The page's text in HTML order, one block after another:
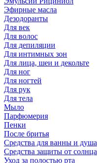
Эфирные масла
Дезодоранты
Для век
Для волос
Для депиляции
Для интимных зон
Для лица, шеи и декольте
Для ног
Для ногтей
Для рук
Для тела
Мыло
Парфюмерия
Пенки
После бритья
Средства для ванны и душа
Средства защиты от солнца
Уход за полостью рта